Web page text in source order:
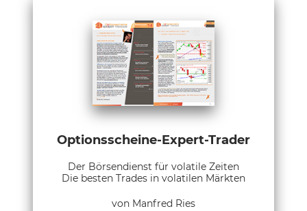
Optionsscheine-Expert-Trader
Der Börsendienst für volatile Zeiten
Die besten Trades in volatilen Märkten
von Manfred Ries